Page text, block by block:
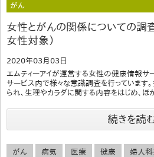
がん
女性とがんの関係についての調
女性対象）
2020年03月03日
エムティーアイが運営する女性の健康情報サ
サービス内で様々な意識調査を行っています
られ、生理やカラダに関する内容をはじめ、
続きを読
がん 病気 医療 健康 婦人